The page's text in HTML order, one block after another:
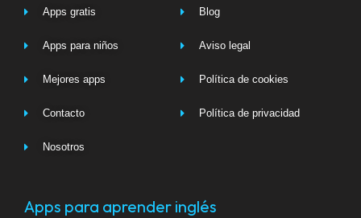
Apps gratis
Apps para niños
Mejores apps
Contacto
Nosotros
Blog
Aviso legal
Política de cookies
Política de privacidad
Apps para aprender inglés